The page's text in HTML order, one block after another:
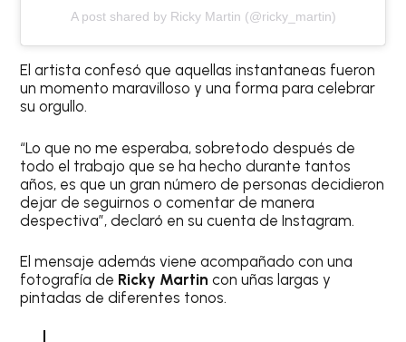
A post shared by Ricky Martin (@ricky_martin)
El artista confesó que aquellas instantaneas fueron
un momento maravilloso y una forma para celebrar
su orgullo.
“Lo que no me esperaba, sobretodo después de
todo el trabajo que se ha hecho durante tantos
años, es que un gran número de personas decidieron
dejar de seguirnos o comentar de manera
despectiva”, declaró en su cuenta de Instagram.
El mensaje además viene acompañado con una
fotografía de Ricky Martin con uñas largas y
pintadas de diferentes tonos.